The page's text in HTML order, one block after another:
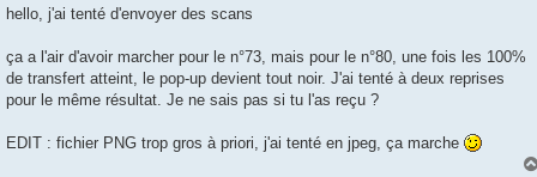
s
g
hello, j'ai tenté d'envoyer des scans
ça a l'air d'avoir marcher pour le n°73, mais pour le n°80, une fois les 100%
de transfert atteint, le pop-up devient tout noir. J'ai tenté à deux reprises
pour le même résultat. Je ne sais pas si tu l'as reçu ?
EDIT : fichier PNG trop gros à priori, j'ai tenté en jpeg, ça marche